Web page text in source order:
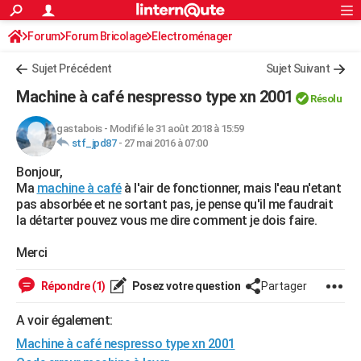
ACTUALITÉS
Politique
Société
Faits Divers
Education
Monde
Villes
+
FINANCE
Retraite
Impôts
Epargne
Immobilier
Risques naturels par ville
Banque
Assurance
Crédit
AUTO
Essais
Réserver un essai
Citadines
Berlines
SUV
Forum auto
+HIGH-TECH
Mobiles
Meilleur smartphone
Internet
Ordinateurs
Jeux vidéo
Guide high-tech
+BRICOLAGE
Forum
Aménagement intérieur
Extérieur
Cuisine
Salle de bains
Jardinage
Rangement
WEEK-END
Guides de France
Escapades
Patrimoine
Expositions
Musées
Week-end nature
LIFESTYLE
SANTE
Alimentation
Guide de la santé
Maladies
Médicaments
Sommeil
VOYAGE
S'inscrire
Connexion
Forum Forum Bricolage Electroménager
Sujet Précédent Sujet Suivant
Machine à café nespresso type xn 2001 Résolu
gastabois- Modifié le 31 août 2018 à 15:59
stf_jpd87- 27 mai 2016 à 07:00
Bonjour,
Ma machine à caféà l'air de fonctionner, mais l'eau n'etant
pas absorbée et ne sortant pas, je pense qu'il me faudrait
la détarter pouvez vous me dire comment je dois faire.
Merci
Répondre (1) Posez votre question Partager
A voir également:
Machine à café nespresso type xn 2001